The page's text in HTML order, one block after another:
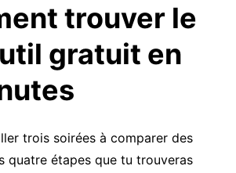
trouver le
gratuit en
trois soirées à comparer des
quatre étapes que tu trouveras